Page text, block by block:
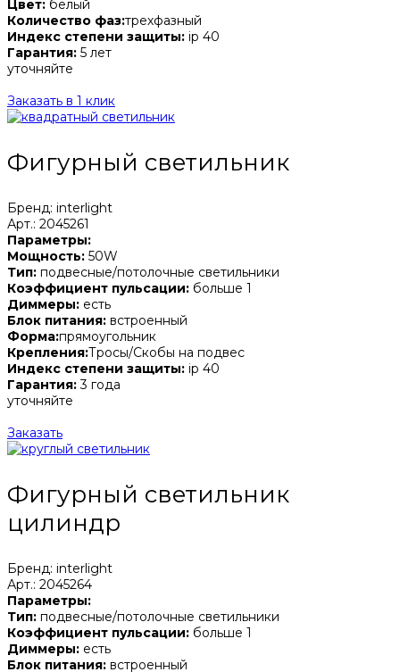
Цвет: белый
Количество фаз:трехфазный
Индекс степени защиты: ip 40
Гарантия: 5 лет
уточняйте
Заказать в 1 клик
Фигурный светильник
Бренд: interlight
Арт.: 2045261
Параметры:
Мощность: 50W
Тип: подвесные/потолочные светильники
Коэффициент пульсации: больше 1
Диммеры: есть
Блок питания: встроенный
Форма:прямоугольник
Крепления:Тросы/Скобы на подвес
Индекс степени защиты: ip 40
Гарантия:3 года
уточняйте
Заказать
Фигурный светильник
цилиндр
Бренд: interlight
Арт.: 2045264
Параметры:
Тип: подвесные/потолочные светильники
Коэффициент пульсации: больше 1
Диммеры: есть
Блок питания: встроенный